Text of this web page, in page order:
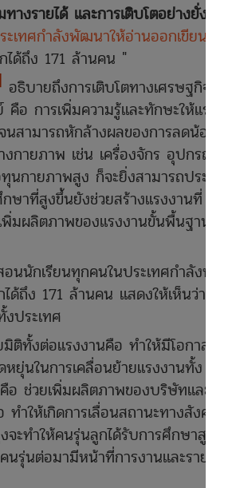
งรายได้ และการเติบโตอย่างยั่งยืน
ทศกำลังพัฒนาให้อ่านออกเขียนได้
ได้ถึง 171 ล้านคน "
อธิบายถึงการเติบโตทางเศรษฐกิจใน
การเพิ่มความรู้และทักษะให้แรงงาน
ามารถหักล้างผลของการลดน้อยถอย
ายภาพ เช่น เครื่องจักร อุปกรณ์ และ
กายภาพสูง ก็จะยิ่งสามารถประยุกต์
ษาที่สูงขึ้นยังช่วยสร้างแรงงานที่
ผลิตภาพของแรงงานขั้นพื้นฐานได้
นนักเรียนทุกคนในประเทศกำลังพัฒนา
ถึง 171 ล้านคน แสดงให้เห็นว่าการ
ประเทศ
ติทั้งต่อแรงงานคือ ทำให้มีโอกาสเลือก
ยุ่นในการเคลื่อนย้ายแรงงานทั้ง
ช่วยเพิ่มผลิตภาพของบริษัทและทำให้
ให้เกิดการเลื่อนสถานะทางสังคม
ำให้คนรุ่นลูกได้รับการศึกษาสูงขึ้น
รุ่นต่อมามีหน้าที่การงานและรายได้ที่